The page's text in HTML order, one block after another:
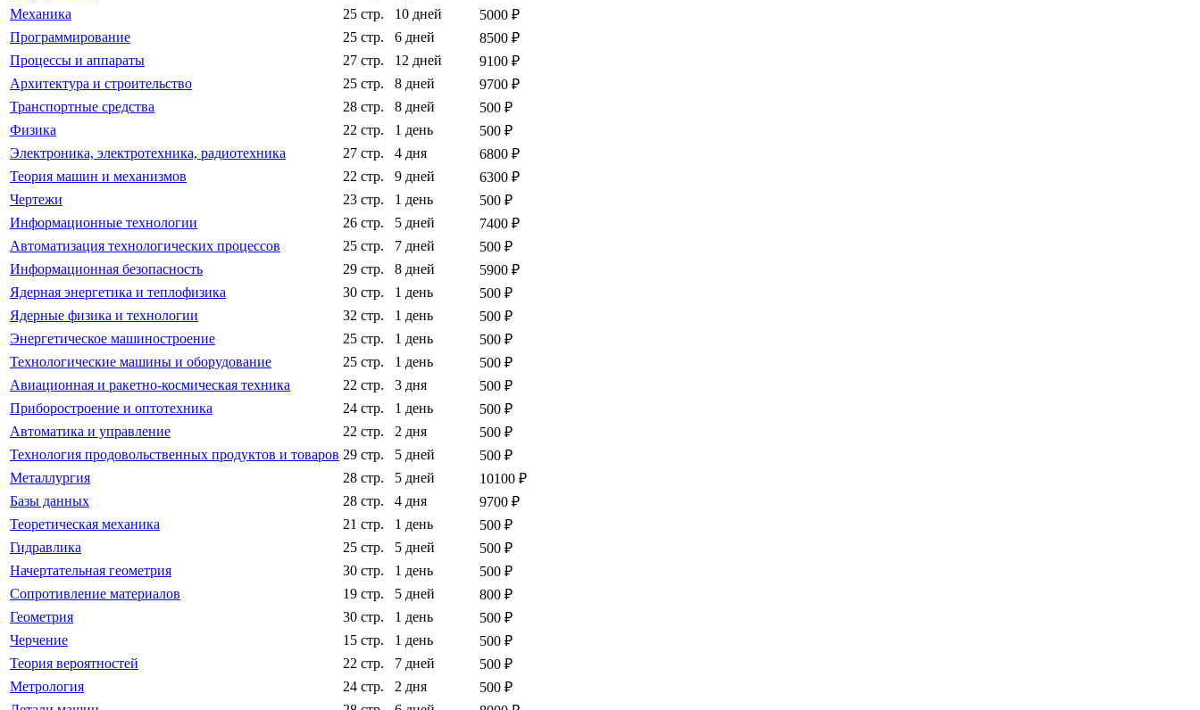
Механика
25 стр. 10 дней
5000 ₽
Программирование
25 стр. 6 дней
8500 ₽
Процессы и аппараты
27 стр. 12 дней
9100 ₽
Архитектура и строительство
25 стр. 8 дней
9700 ₽
Транспортные средства
28 стр. 8 дней
500 ₽
Физика
22 стр. 1 день
500 ₽
Электроника, электротехника, радиотехника
27 стр. 4 дня
6800 ₽
Теория машин и механизмов
22 стр. 9 дней
6300 ₽
Чертежи
23 стр. 1 день
500 ₽
Информационные технологии
26 стр. 5 дней
7400 ₽
Автоматизация технологических процессов
25 стр. 7 дней
500 ₽
Информационная безопасность
29 стр. 8 дней
5900 ₽
Ядерная энергетика и теплофизика
30 стр. 1 день
500 ₽
Ядерные физика и технологии
32 стр. 1 день
500 ₽
Энергетическое машиностроение
25 стр. 1 день
500 ₽
Технологические машины и оборудование
25 стр. 1 день
500 ₽
Авиационная и ракетно-космическая техника
22 стр. 3 дня
500 ₽
Приборостроение и оптотехника
24 стр. 1 день
500 ₽
Автоматика и управление
22 стр. 2 дня
500 ₽
Технология продовольственных продуктов и товаров 29 стр. 5 дней
500 ₽
Металлургия
28 стр. 5 дней
10100 ₽
Базы данных
28 стр. 4 дня
9700 ₽
Теоретическая механика
21 стр. 1 день
500 ₽
Гидравлика
25 стр. 5 дней
500 ₽
Начертательная геометрия
30 стр. 1 день
500 ₽
Сопротивление материалов
19 стр. 5 дней
800 ₽
Геометрия
30 стр. 1 день
500 ₽
Черчение
15 стр. 1 день
500 ₽
Теория вероятностей
22 стр. 7 дней
500 ₽
Метрология
24 стр. 2 дня
500 ₽